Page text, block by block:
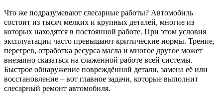
Что же подразумевают слесарные работы? Автомобиль
состоит из тысяч мелких и крупных деталей, многие из
которых находятся в постоянной работе. При этом условия
эксплуатации часто превышают критические нормы. Трение,
перегрев, отработка ресурса масла и многое другое может
внезапно сказаться на слаженной работе всей системы.
Быстрое обнаружение повреждённой детали, замена её или
восстановление – вот главное задачи, которые выполнит
слесарный ремонт автомобиля.